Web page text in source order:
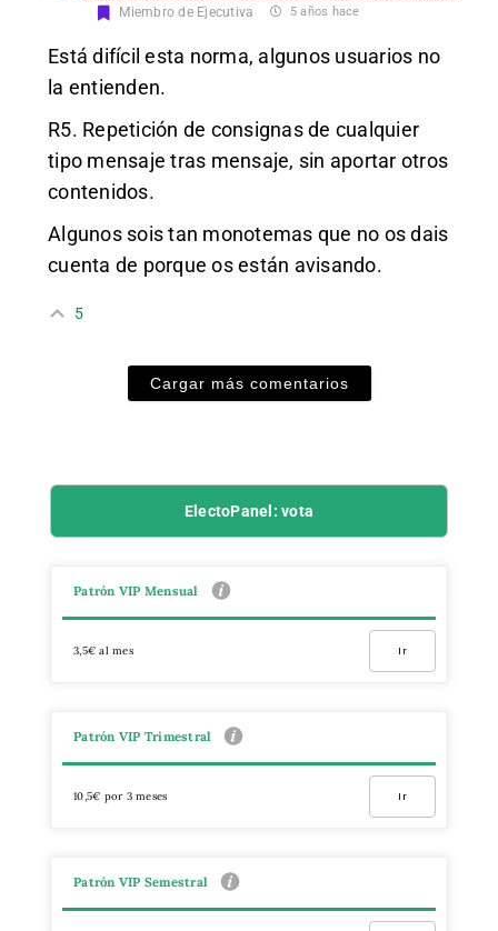
Miembro de Ejecutiva 5 años hace
Está difícil esta norma, algunos usuarios no
la entienden.
R5. Repetición de consignas de cualquier
tipo mensaje tras mensaje, sin aportar otros
contenidos.
Algunos sois tan monotemas que no os dais
cuenta de porque os están avisando.
5
Cargar más comentarios
ElectoPanel: vota
Patrón VIP Mensual
3,5€ al mes Ir
Patrón VIP Trimestral
10,5€ por 3 meses Ir
Patrón VIP Semestral